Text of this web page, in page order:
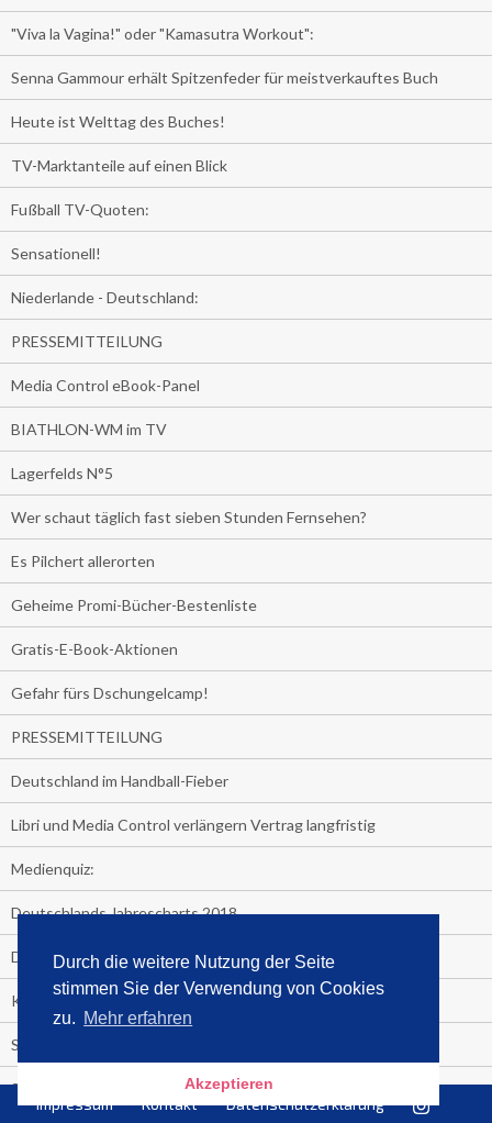
Durch die weitere Nutzung der Seite
stimmen Sie der Verwendung von Cookies
zu. Mehr erfahren
Akzeptieren
"Viva la Vagina!" oder "Kamasutra Workout":
Senna Gammour erhält Spitzenfeder für meistverkauftes Buch
Heute ist Welttag des Buches!
TV-Marktanteile auf einen Blick
Fußball TV-Quoten:
Sensationell!
Niederlande - Deutschland:
PRESSEMITTEILUNG
Media Control eBook-Panel
BIATHLON-WM im TV
Lagerfelds N°5
Wer schaut täglich fast sieben Stunden Fernsehen?
Es Pilchert allerorten
Geheime Promi-Bücher-Bestenliste
Gratis-E-Book-Aktionen
Gefahr fürs Dschungelcamp!
PRESSEMITTEILUNG
Deutschland im Handball-Fieber
Libri und Media Control verlängern Vertrag langfristig
Medienquiz:
Deutschlands Jahrescharts 2018
Die TV-Quotenkönige 2018
KNV und Media Control verlängern vorzeitig Zusammenarbeit
STRENG VERTRAULICH
Streaming verändert TV?
Impressum
Kontakt Datenschutzerklärung